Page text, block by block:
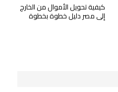
كيفية تحويل الأموال من الخارج
إلى مصر دليل خطوة بخطوة